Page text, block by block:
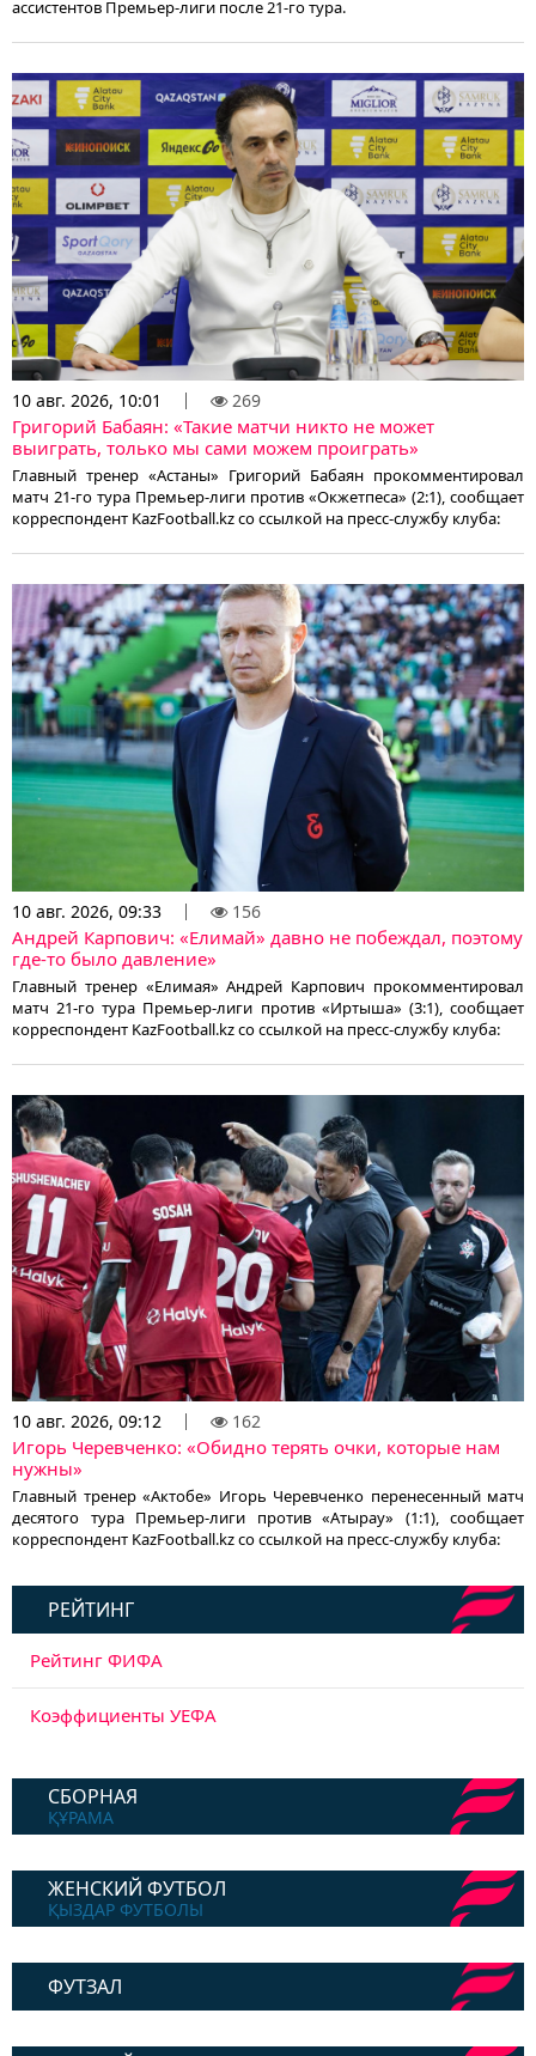
ассистентов Премьер-лиги после 21-го тура.
10 авг. 2026, 10:01 269
Григорий Бабаян: «Такие матчи никто не может
выиграть, только мы сами можем проиграть»
Главный тренер «Астаны» Григорий Бабаян прокомментировал
матч 21-го тура Премьер-лиги против «Окжетпеса» (2:1), сообщает
корреспондент KazFootball.kz со ссылкой на пресс-службу клуба:
10 авг. 2026, 09:33 156
Андрей Карпович: «Елимай» давно не побеждал, поэтому
где-то было давление»
Главный тренер «Елимая» Андрей Карпович прокомментировал
матч 21-го тура Премьер-лиги против «Иртыша» (3:1), сообщает
корреспондент KazFootball.kz со ссылкой на пресс-службу клуба:
10 авг. 2026, 09:12 162
Игорь Черевченко: «Обидно терять очки, которые нам
нужны»
Главный тренер «Актобе» Игорь Черевченко перенесенный матч
десятого тура Премьер-лиги против «Атырау» (1:1), сообщает
корреспондент KazFootball.kz со ссылкой на пресс-службу клуба:
РЕЙТИНГ
Рейтинг ФИФА
Коэффициенты УЕФА
СБОРНАЯ
ҚҰРАМА
ЖЕНСКИЙ ФУТБОЛ
ҚЫЗДАР ФУТБОЛЫ
ФУТЗАЛ